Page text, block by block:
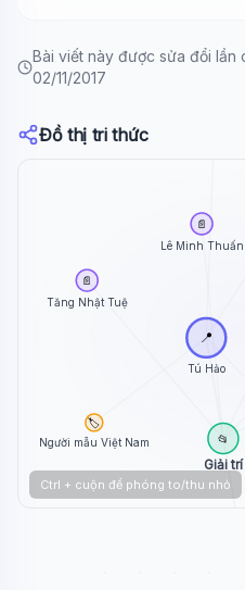
Bài viết này được sửa đổi lần
02/11/2017
Đồ thị tri thức
Tú Hảo
📍
Giải trí
📂
Tăng Nhật Tuệ
📄
Lê Minh Thuấn
📄
Người mẫu Việt Nam
🏷️
Ctrl + cuộn để phóng to/thu nhỏ